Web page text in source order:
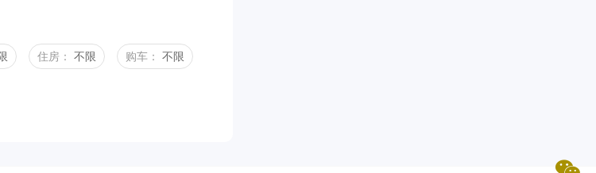
住房： 不限 购车： 不限